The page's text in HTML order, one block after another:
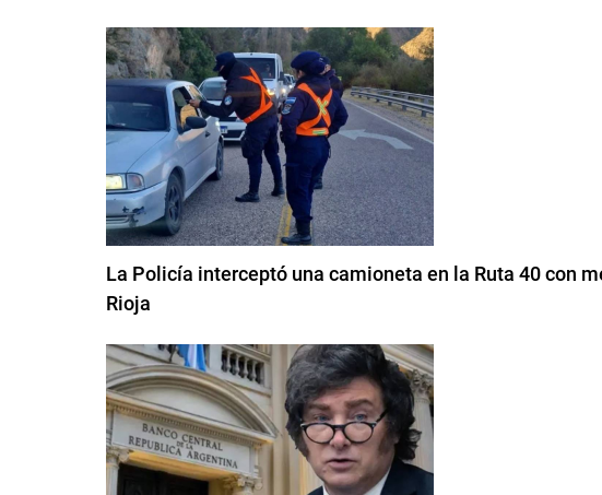
La Policía interceptó una camioneta en la Ruta 40 con
Rioja